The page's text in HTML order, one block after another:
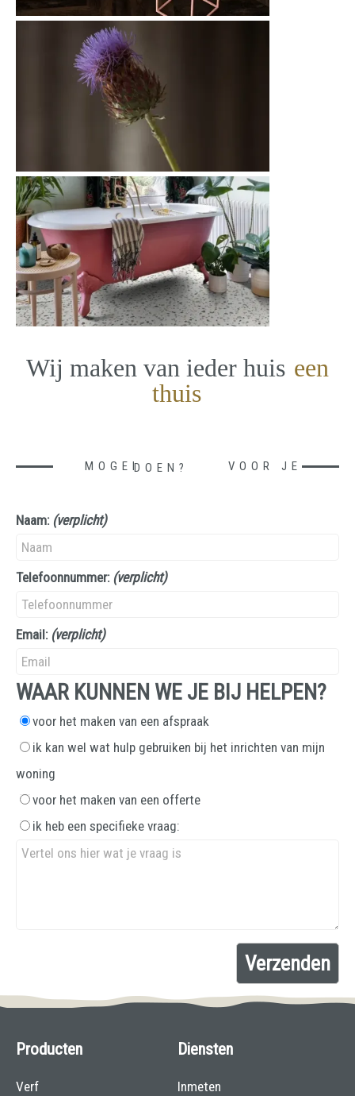
Wij maken van ieder huis een
thuis
MOGEN WE IETS VOOR JE DOEN?
Naam: (verplicht)
Telefoonnummer: (verplicht)
Email: (verplicht)
WAAR KUNNEN WE JE BIJ HELPEN?
voor het maken van een afspraak
ik kan wel wat hulp gebruiken bij het inrichten van mijn
woning
voor het maken van een offerte
ik heb een specifieke vraag:
Producten
Verf
Diensten
Inmeten